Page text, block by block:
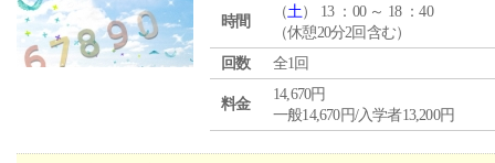
時間
（土） 13 ：00 ～ 18 ：40
（休憩20分2回含む）
回数
全1回
料金
14,670円
一般14,670円/入学者13,200円